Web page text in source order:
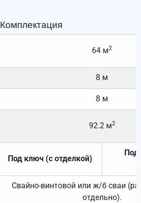
Комплектация
64 м2
8 м
8 м
92.2 м2
Под ключ (с отделкой)
Под
Свайно-винтовой или ж/б сваи
отдельно).